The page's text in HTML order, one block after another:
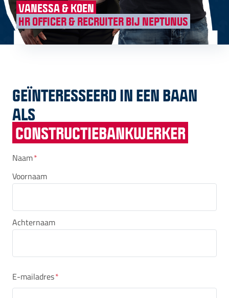
VANESSA & KOEN
HR OFFICER & RECRUITER BIJ NEPTUNUS
GEÏNTERESSEERD IN EEN BAAN
ALS
CONSTRUCTIEBANKWERKER
Naam*
Voornaam
Achternaam
E-mailadres*